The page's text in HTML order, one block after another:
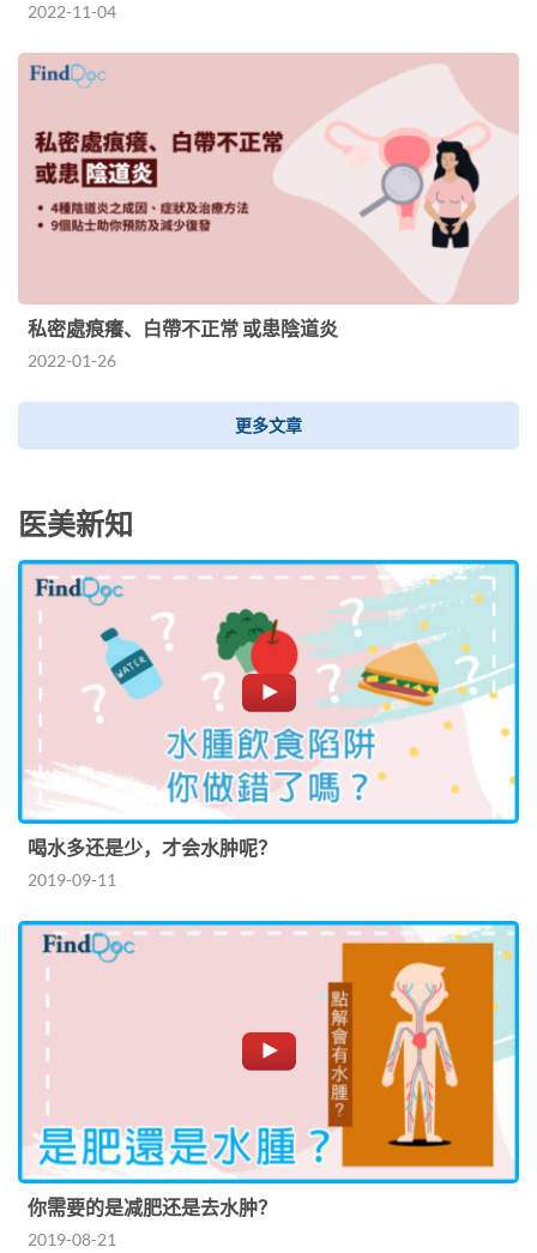
2022-11-04
私密處痕癢、白帶不正常 或患陰道炎
2022-01-26
更多文章
医美新知
喝水多还是少，才会水肿呢？
2019-09-11
你需要的是减肥还是去水肿？
2019-08-21